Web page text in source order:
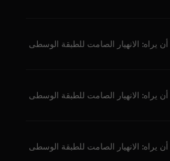
أن يراه: الانهيار الصامت للطبقة الوسطى
أن يراه: الانهيار الصامت للطبقة الوسطى
أن يراه: الانهيار الصامت للطبقة الوسطى